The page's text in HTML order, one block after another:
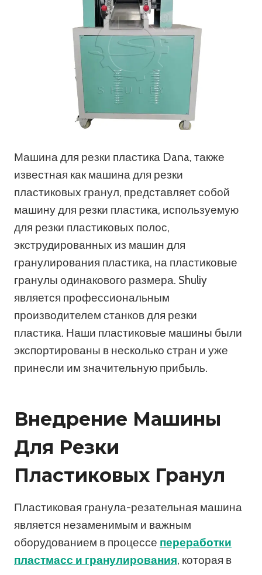
Машина для резки пластика Dana, также
известная как машина для резки
пластиковых гранул, представляет собой
машину для резки пластика, используемую
для резки пластиковых полос,
экструдированных из машин для
гранулирования пластика, на пластиковые
гранулы одинакового размера. Shuliy
является профессиональным
производителем станков для резки
пластика. Наши пластиковые машины были
экспортированы в несколько стран и уже
принесли им значительную прибыль.
Внедрение Машины
Для Резки
Пластиковых Гранул
Пластиковая гранула-резательная машина
является незаменимым и важным
оборудованием в процессе переработки
пластмасс и гранулирования, которая в